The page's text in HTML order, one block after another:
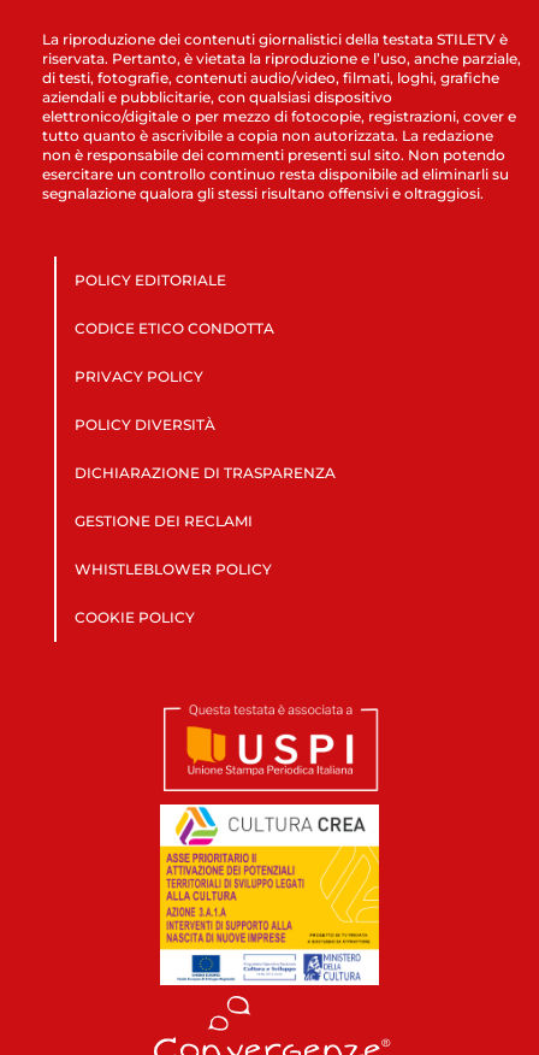
La riproduzione dei contenuti giornalistici della testata STILETV è
riservata. Pertanto, è vietata la riproduzione e l’uso, anche parziale,
di testi, fotografie, contenuti audio/video, filmati, loghi, grafiche
aziendali e pubblicitarie, con qualsiasi dispositivo
elettronico/digitale o per mezzo di fotocopie, registrazioni, cover e
tutto quanto è ascrivibile a copia non autorizzata. La redazione
non è responsabile dei commenti presenti sul sito. Non potendo
esercitare un controllo continuo resta disponibile ad eliminarli su
segnalazione qualora gli stessi risultano offensivi e oltraggiosi.
POLICY EDITORIALE
CODICE ETICO CONDOTTA
PRIVACY POLICY
POLICY DIVERSITÀ
DICHIARAZIONE DI TRASPARENZA
GESTIONE DEI RECLAMI
WHISTLEBLOWER POLICY
COOKIE POLICY